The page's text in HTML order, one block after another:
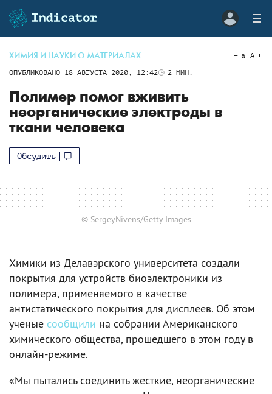
ХИМИЯ И НАУКИ О МАТЕРИАЛАХ
ОПУБЛИКОВАНО 18 АВГУСТА 2020, 12:42 2 МИН.
a A
Полимер помог вживить
неорганические электроды в
ткани человека
Обсудить
© SergeyNivens/Getty Images
Химики из Делавэрского университета создали
покрытия для устройств биоэлектроники из
полимера, применяемого в качестве
антистатического покрытия для дисплеев. Об этом
ученые сообщили на собрании Американского
химического общества, прошедшего в этом году в
онлайн-режиме.
«Мы пытались соединить жесткие, неорганические